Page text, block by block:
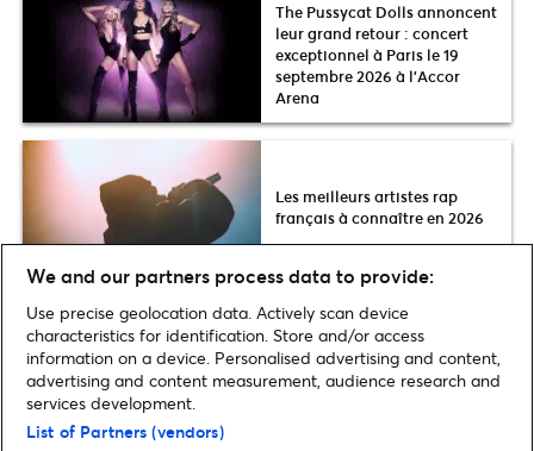
The Pussycat Dolls annoncent
leur grand retour : concert
exceptionnel à Paris le 19
septembre 2026 à l’Accor
Arena
Les meilleurs artistes rap
français à connaître en 2026
Plus d’actus MUSIQUE
We and our partners process data to provide:
Use precise geolocation data. Actively scan device
characteristics for identification. Store and/or access
information on a device. Personalised advertising and content,
advertising and content measurement, audience research and
services development.
List of Partners (vendors)